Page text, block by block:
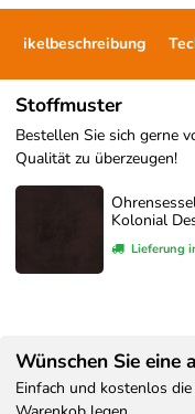
Artikelbeschreibung
Stoffmuster
Bestellen Sie sich gerne
Qualität zu überzeugen!
Kolonial
Lieferung
Wünschen Sie eine
Einfach und kostenlos